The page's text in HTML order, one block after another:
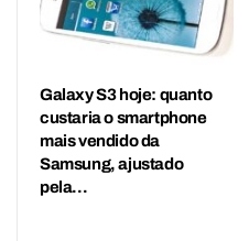
Galaxy S3 hoje: quanto
custaria o smartphone
mais vendido da
Samsung, ajustado
pela…